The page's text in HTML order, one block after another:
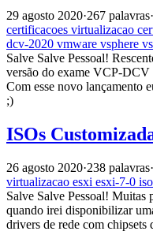
29 agosto 2020·267 palavras·
certificacoes virtualizacao
dcv-2020 vmware vsphere
Salve Salve Pessoal!
versão do exame VCP-
Com esse novo lançamento
;)
ISOs
26 agosto 2020·238 palavras·
virtualizacao esxi esxi-7-0
Salve Salve Pessoal! Muitas
quando irei disponibilizar
drivers de rede com chipsets